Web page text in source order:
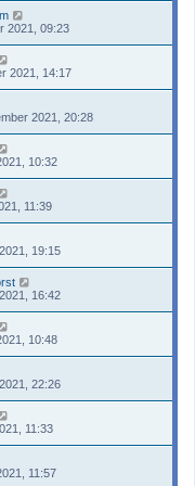
2021, 09:23
2021, 14:17
2021, 20:28
10:32
11:39
19:15
16:42
10:48
22:26
11:33
11:57